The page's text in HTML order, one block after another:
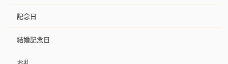
記念日
結婚記念日